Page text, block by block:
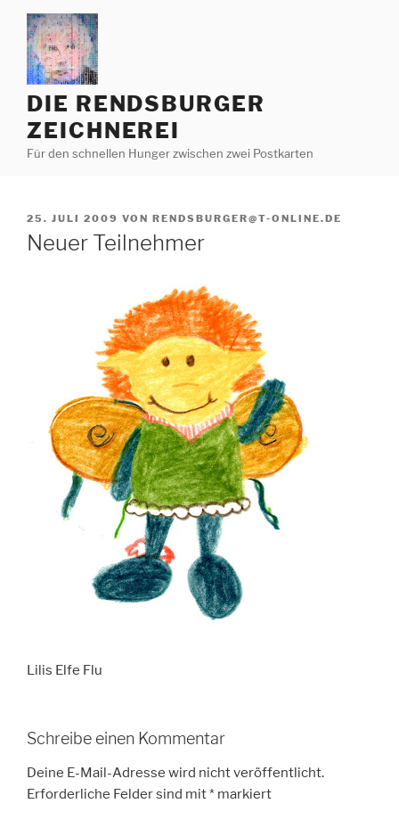
Zum
Inhalt
springen
DIE RENDSBURGER
ZEICHNEREI
Für den schnellen Hunger zwischen zwei Postkarten
VERÖFFENTLICHT
AM
25. JULI 2009 VON RENDSBURGER@T-ONLINE.DE
Neuer Teilnehmer
Lilis Elfe Flu
Schreibe einen Kommentar
Deine E-Mail-Adresse wird nicht veröffentlicht.
Erforderliche Felder sind mit* markiert